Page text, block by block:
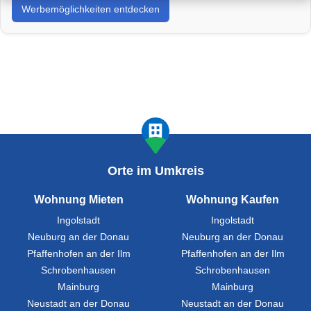
Umzug an – zum BeispielFinanzierung
Versicherung,Handwerk wie Maler oder Installateur
Werbemöglichkeiten entdecken
Orte im Umkreis
Wohnung Mieten
Ingolstadt
Neuburg an der Donau
Pfaffenhofen an der Ilm
Schrobenhausen
Mainburg
Neustadt an der Donau
Wohnung Kaufen
Ingolstadt
Neuburg an der Donau
Pfaffenhofen an der Ilm
Schrobenhausen
Mainburg
Neustadt an der Donau